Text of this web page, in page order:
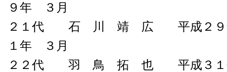
９年 ３月
２１代 石 川 靖 広 平成２９
１年 ３月
２２代 羽 鳥 拓 也 平成３